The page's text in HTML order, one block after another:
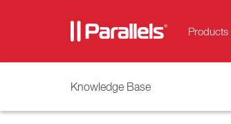
Products
Knowledge Base